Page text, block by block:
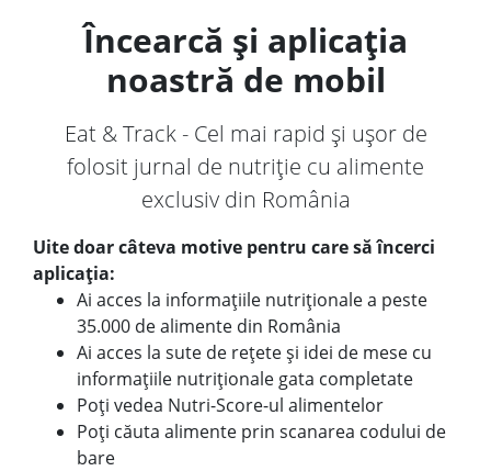
Încearcă și aplicația
noastră de mobil
Eat & Track - Cel mai rapid și ușor de
folosit jurnal de nutriție cu alimente
exclusiv din România
Uite doar câteva motive pentru care să încerci
aplicația:
Ai acces la informațiile nutriționale a peste
35.000 de alimente din România
Ai acces la sute de rețete și idei de mese cu
informațiile nutriționale gata completate
Poți vedea Nutri-Score-ul alimentelor
Poți căuta alimente prin scanarea codului de
bare